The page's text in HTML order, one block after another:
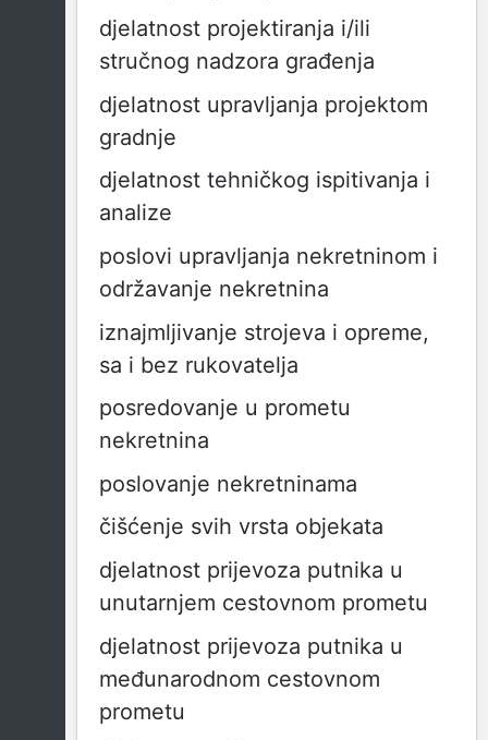
djelatnost projektiranja i/ili
stručnog nadzora građenja
djelatnost upravljanja projektom
gradnje
djelatnost tehničkog ispitivanja i
analize
poslovi upravljanja nekretninom i
održavanje nekretnina
iznajmljivanje strojeva i opreme,
sa i bez rukovatelja
posredovanje u prometu
nekretnina
poslovanje nekretninama
čišćenje svih vrsta objekata
djelatnost prijevoza putnika u
unutarnjem cestovnom prometu
djelatnost prijevoza putnika u
međunarodnom cestovnom
prometu